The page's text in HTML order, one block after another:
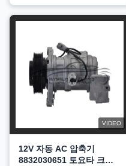
VIDEO
12V 자동 AC 압축기
8832030651 토요타 크라